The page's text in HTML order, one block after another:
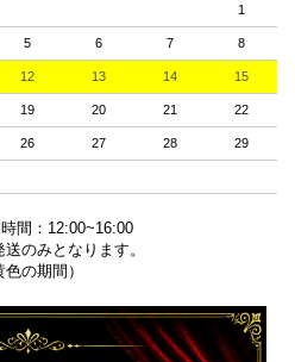
1
5 6 7 8
12 13 14 15
19 20 21 22
26 27 28 29
間：12:00~16:00
のみとなります。
色の期間）